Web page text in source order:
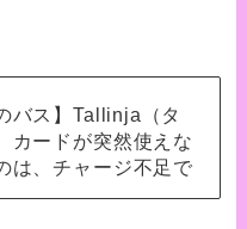
バス】Tallinja（タ
カードが突然使えな
は、チャージ不足で